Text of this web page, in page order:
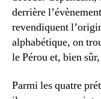
derrière
revendiquent
alphabétique, on
le Pérou et, bien
Parmi les quatre